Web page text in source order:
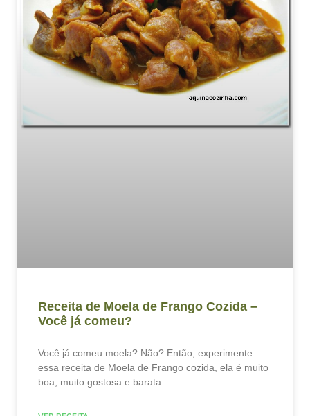
Receita de Moela de Frango Cozida –
Você já comeu?
Você já comeu moela? Não? Então, experimente
essa receita de Moela de Frango cozida, ela é muito
boa, muito gostosa e barata.